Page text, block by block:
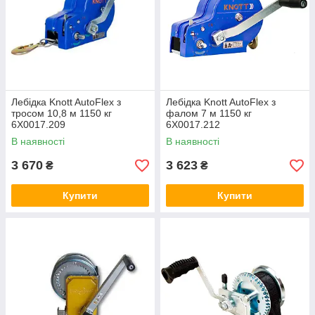
Лебідка Knott AutoFlex з
тросом 10,8 м 1150 кг
6X0017.209
В наявності
3 670 ₴
Купити
Лебідка Knott AutoFlex з
фалом 7 м 1150 кг
6X0017.212
В наявності
3 623 ₴
Купити